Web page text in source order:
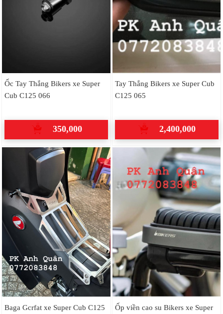
Ốc Tay Thắng Bikers xe Super
Cub C125 066
350,000
Tay Thắng Bikers xe Super Cub
C125 065
2,400,000
Baga Gcrfat xe Super Cub C125
Ốp viền cao su Bikers xe Super